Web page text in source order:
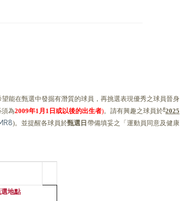
望能在甄選中發掘有潛質的球員，再挑選表現優秀之球員晉身
為2009年1 月 1 日或以後的出生者)。請有興趣之球員於#2025
)。並提醒各球員於甄選日帶備填妥之「運動員同意及健康
地點